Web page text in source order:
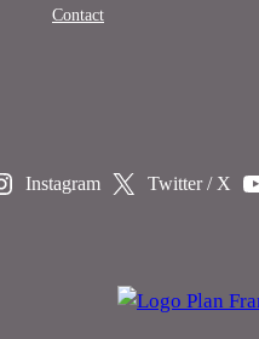
Contact
Instagram Twitter / X